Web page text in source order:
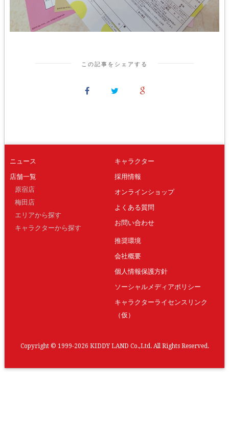
この記事をシェアする
ニュース
店舗一覧
原宿店
梅田店
エリアから探す
キャラクターから探す
キャラクター
採用情報
オンラインショップ
よくある質問
お問い合わせ
推奨環境
会社概要
個人情報保護方針
ソーシャルメディアポリシー
キャラクターライセンスリンク
（仮）
Copyright © 1999-2026 KIDDY LAND Co.,Ltd. All Rights Reserved.